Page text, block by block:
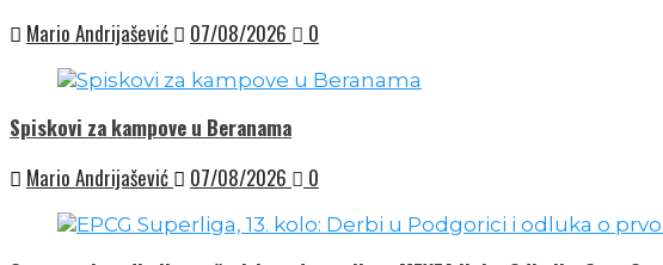
Mario Andrijašević
07/08/2026 0
Spiskovi za kampove u Beranama
Mario Andrijašević
07/08/2026 0